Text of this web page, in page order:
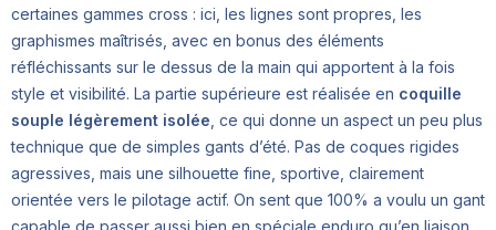
certaines gammes cross : ici, les lignes sont propres, les
graphismes maîtrisés, avec en bonus des éléments
réfléchissants sur le dessus de la main qui apportent à la fois
style et visibilité. La partie supérieure est réalisée en coquille
souple légèrement isolée , ce qui donne un aspect un peu plus
technique que de simples gants d’été. Pas de coques rigides
agressives, mais une silhouette fine, sportive, clairement
orientée vers le pilotage actif. On sent que 100% a voulu un gant
capable de passer aussi bien en spéciale enduro qu’en liaison